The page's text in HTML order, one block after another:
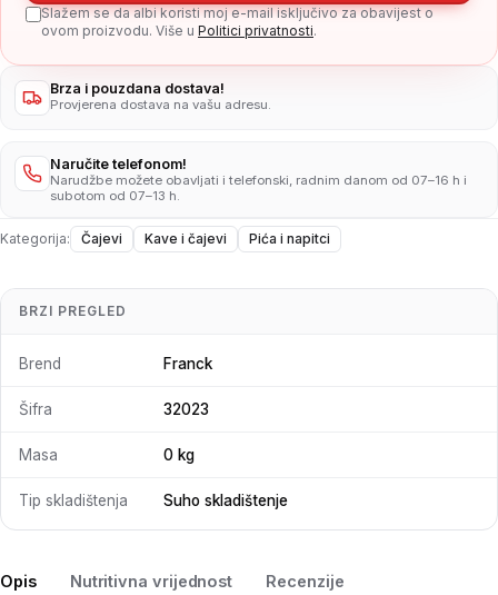
Slažem se da albi koristi moj e-mail isključivo za obavijest o
ovom proizvodu. Više u Politici privatnosti.
Brza i pouzdana dostava!
Provjerena dostava na vašu adresu.
Naručite telefonom!
Narudžbe možete obavljati i telefonski, radnim danom od 07–16 h i
subotom od 07–13 h.
Kategorija: Čajevi Kave i čajevi Pića i napitci
Opis Nutritivna vrijednost
Recenzije
BRZI PREGLED
Brend Franck
Šifra 32023
Masa 0 kg
Tip skladištenja Suho skladištenje